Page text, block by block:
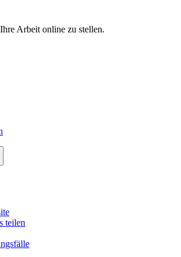
Arbeit online zu stellen.
teilen